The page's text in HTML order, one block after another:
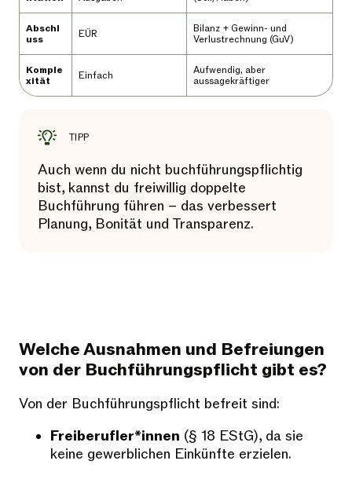
Abschl
uss
EÜR
Bilanz + Gewinn- und
Verlustrechnung (GuV)
Komple
xität
Einfach
Aufwendig, aber
aussagekräftiger
TIPP
Auch wenn du nicht buchführungspflichtig
bist, kannst du freiwillig doppelte
Buchführung führen – das verbessert
Planung, Bonität und Transparenz.
Welche Ausnahmen und Befreiungen
von der Buchführungspflicht gibt es?
Von der Buchführungspflicht befreit sind:
Freiberufler*innen (§ 18 EStG), da sie
keine gewerblichen Einkünfte erzielen.